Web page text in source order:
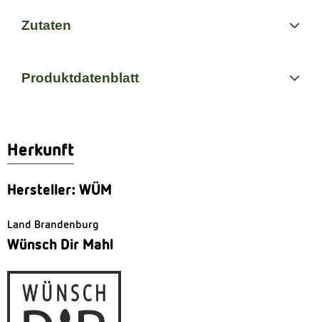
Zutaten
Produktdatenblatt
Herkunft
Hersteller: WÜM
Land Brandenburg
Wünsch Dir Mahl